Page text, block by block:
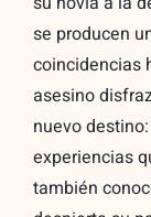
se producen
coincidencias
asesino
nuevo
experiencias
también